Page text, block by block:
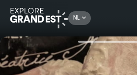
NL
Kijk je ogen uit in de Grand Est